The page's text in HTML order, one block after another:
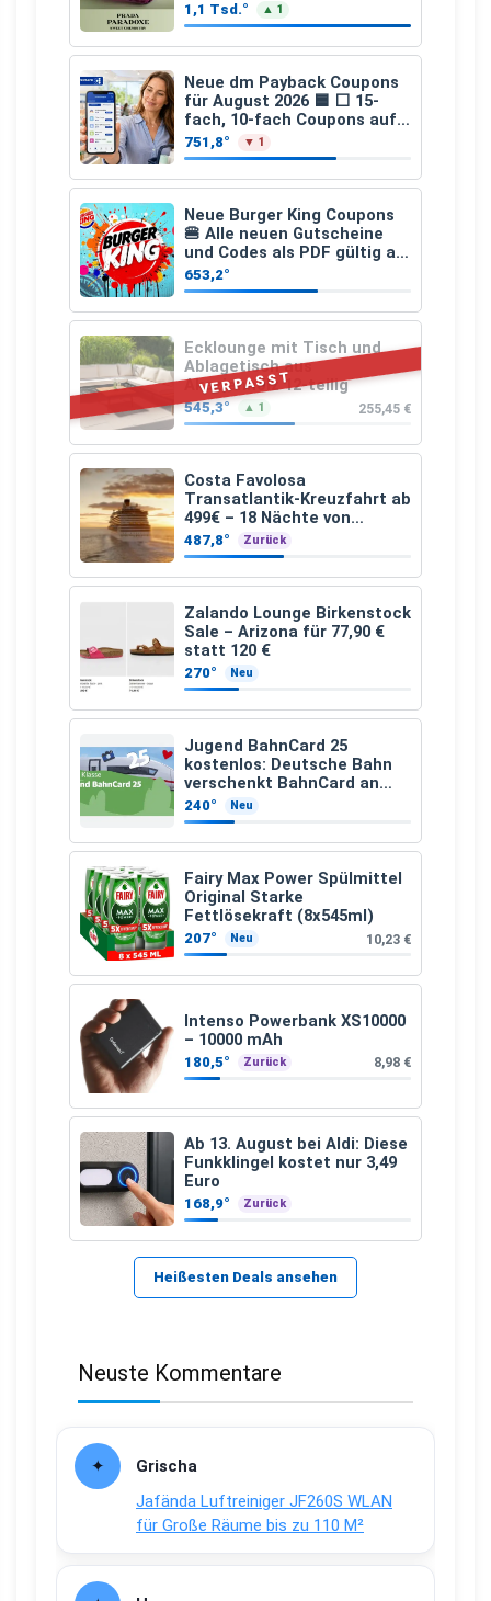
1,1 Tsd.° ▲ 1
Neue dm Payback Coupons
für August 2026 🟦 ⬜ 15-
fach, 10-fach Coupons auf
den gesamten Einkauf ab 2
€
751,8° ▼ 1
Neue Burger King Coupons
🍔 Alle neuen Gutscheine
und Codes als PDF gültig ab
25.07.2026 bis 04.09.2026
653,2°
VERPASST
Ecklounge mit Tisch und
Ablagetisch aus
Akazienholz 12-teilig
545,3° ▲ 1 255,45 €
Costa Favolosa
Transatlantik-Kreuzfahrt ab
499€ – 18 Nächte von
Hamburg nach Guadeloupe
487,8° Zurück
Zalando Lounge Birkenstock
Sale – Arizona für 77,90 €
statt 120 €
270° Neu
Jugend BahnCard 25
kostenlos: Deutsche Bahn
verschenkt BahnCard an
Kinder und Jugendliche
240° Neu
Fairy Max Power Spülmittel
Original Starke
Fettlösekraft (8x545ml)
207° Neu 10,23 €
Intenso Powerbank XS10000
– 10000 mAh
180,5° Zurück 8,98 €
Ab 13. August bei Aldi: Diese
Funkklingel kostet nur 3,49
Euro
168,9° Zurück
Heißesten Deals ansehen
Neuste Kommentare
Grischa
Jafända Luftreiniger JF260S WLAN
für Große Räume bis zu 110 M²